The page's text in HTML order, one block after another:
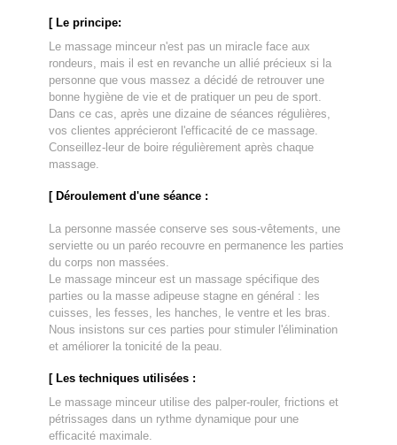
[ Le principe:
Le massage minceur n'est pas un miracle face aux
rondeurs, mais il est en revanche un allié précieux si la
personne que vous massez a décidé de retrouver une
bonne hygiène de vie et de pratiquer un peu de sport.
Dans ce cas, après une dizaine de séances régulières,
vos clientes apprécieront l'efficacité de ce massage.
Conseillez-leur de boire régulièrement après chaque
massage.
[ Déroulement d'une séance :
La personne massée conserve ses sous-vêtements, une
serviette ou un paréo recouvre en permanence les parties
du corps non massées.
Le massage minceur est un massage spécifique des
parties ou la masse adipeuse stagne en général : les
cuisses, les fesses, les hanches, le ventre et les bras.
Nous insistons sur ces parties pour stimuler l'élimination
et améliorer la tonicité de la peau.
[ Les techniques utilisées :
Le massage minceur utilise des palper-rouler, frictions et
pétrissages dans un rythme dynamique pour une
efficacité maximale.